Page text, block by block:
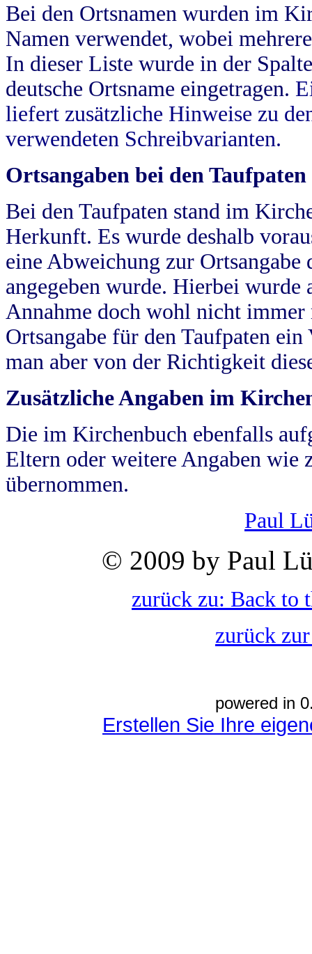
Bei den Ortsnamen wurden im
Namen verwendet, wobei
In dieser Liste wurde in der
deutsche Ortsname eingetragen.
liefert zusätzliche Hinweise zu
verwendeten Schreibvarianten.
Ortsangaben bei den Taufpaten
Bei den Taufpaten stand im
Herkunft. Es wurde deshalb
eine Abweichung zur
angegeben wurde. Hierbei wurde
Annahme doch wohl nicht
Ortsangabe für den Taufpaten
man aber von der Richtigkeit
Zusätzliche Angaben im
Die im Kirchenbuch ebenfalls
Eltern oder weitere Angaben wie
übernommen.
Paul
© 2009 by Paul
zurück zu: Back to
zurück
powered in
Erstellen Sie Ihre